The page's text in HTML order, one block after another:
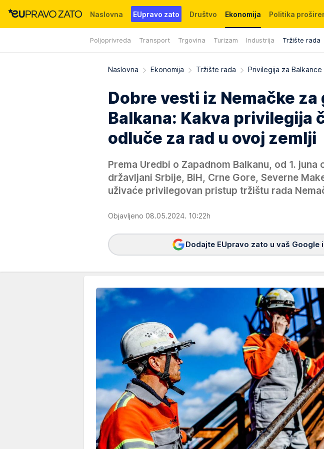
Naslovna EUpravo zato Društvo Ekonomija
Poljoprivreda Transport Trgovina Turizam Industrija Tržište rada
Politika
Događaji News WMG fondacija
Naslovna Ekonomija Tržište rada Privilegija za
Dobre vesti iz Nemačke
Balkana: Kakva privilegija
odluče za rad u ovoj zemlji
Prema Uredbi o Zapadnom Balkanu, od 1. juna
državljani Srbije, BiH, Crne Gore, Severne
uživaće privilegovan pristup tržištu rada
Objavljeno 08.05.2024. 10:22h
Dodajte EUpravo zato u vaš Google